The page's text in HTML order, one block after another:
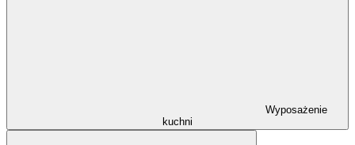
Wyposażenie
kuchni